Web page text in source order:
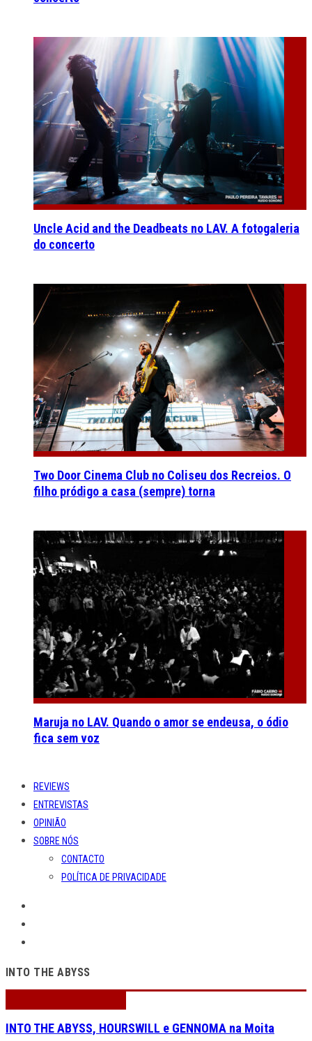
Uncle Acid and the Deadbeats no LAV. A fotogaleria
do concerto
Two Door Cinema Club no Coliseu dos Recreios. O
filho pródigo a casa (sempre) torna
Maruja no LAV. Quando o amor se endeusa, o ódio
fica sem voz
REVIEWS
ENTREVISTAS
OPINIÃO
SOBRE NÓS
CONTACTO
POLÍTICA DE PRIVACIDADE
INTO THE ABYSS
INTO THE ABYSS, HOURSWILL e GENNOMA na Moita